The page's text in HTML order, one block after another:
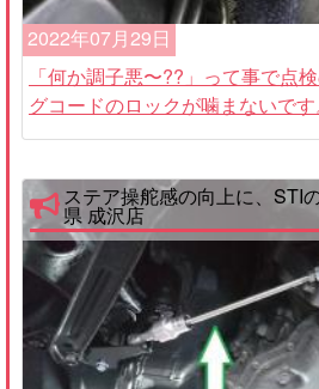
2022年07月29日
「何か調子悪〜??」って事で点
グコードのロックが噛まないで
ステア操舵感の向上に、STI
県 成沢店